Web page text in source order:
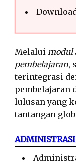
Melalui modul
pembelajaran,
terintegrasi
pembelajaran
lulusan yang
tantangan